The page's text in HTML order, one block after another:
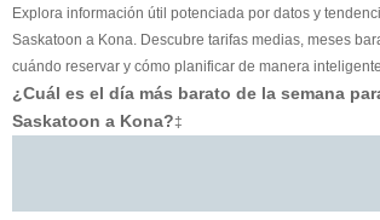
Explora información útil potenciada por datos y
Saskatoon a Kona. Descubre tarifas medias, meses
cuándo reservar y cómo planificar de manera inteligente.
¿Cuál es el día más barato de la semana
Saskatoon a Kona?‡